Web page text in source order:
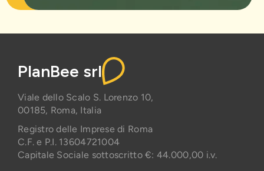
PlanBee srl
Viale dello Scalo S. Lorenzo 10,
00185, Roma, Italia
Registro delle Imprese di Roma
C.F. e P.I. 13604721004
Capitale Sociale sottoscritto €: 44.000,00 i.v.